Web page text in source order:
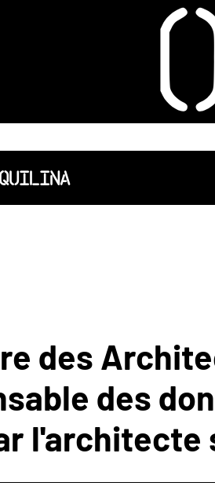
des
des
l'architecte